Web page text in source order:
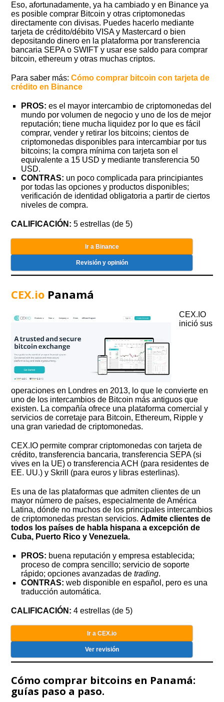
Eso, afortunadamente, ya ha cambiado y en Binance ya
es posible comprar Bitcoin y otras criptomonedas
directamente con divisas. Puedes hacerlo mediante
tarjeta de crédito/débito VISA y Mastercard o bien
depositando dinero en la plataforma por transferencia
bancaria SEPA o SWIFT y usar ese saldo para comprar
bitcoin, ethereum y otras muchas criptos.
Para saber más:Cómo comprar bitcoin con tarjeta de
crédito en Binance
PROS:es el mayor intercambio de criptomonedas del
mundo por volumen de negocio y uno de los de mejor
reputación; tiene mucha liquidez por lo que es fácil
comprar, vender y retirar los bitcoins; cientos de
criptomonedas disponibles para intercambiar por tus
bitcoins; la compra mínima con tarjeta son el
equivalente a 15 USD y mediante transferencia 50
USD.
CONTRAS: un poco complicada para principiantes
por todas las opciones y productos disponibles;
verificación de identidad obligatoria a partir de ciertos
niveles de compra.
CALIFICACIÓN:5 estrellas (de 5)
Ir a Binance
Revisión y opinión
CEX.io Panamá
CEX.IO
inició sus
operaciones en Londres en 2013, lo que le convierte en
uno de los intercambios de Bitcoin más antiguos que
existen. La compañía ofrece una plataforma comercial y
servicios de corretaje para Bitcoin, Ethereum, Ripple y
una gran variedad de criptomonedas.
CEX.IO permite comprar criptomonedas con tarjeta de
crédito, transferencia bancaria, transferencia SEPA (si
vives en la UE) o transferencia ACH (para residentes de
EE. UU.) y Skrill (para euros y libras esterlinas).
Es una de las plataformas que admiten clientes de un
mayor número de países, especialmente de América
Latina, dónde no muchos de los principales intercambios
de criptomonedas prestan servicios.Admite clientes de
todos los países de habla hispana a excepción de
Cuba, Puerto Rico y Venezuela.
PROS: buena reputación y empresa establecida;
proceso de compra sencillo; servicio de soporte
rápido; opciones avanzadas detrading.
CONTRAS: web disponible en español, pero es una
traducción automática.
CALIFICACIÓN:4 estrellas (de 5)
Ir a CEX.io
Ver revisión
Cómo comprar bitcoins en Panamá:
guías paso a paso.